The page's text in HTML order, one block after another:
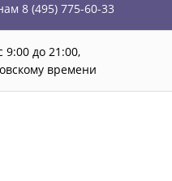
8 (495) 775-60-33
до 21:00,
времени